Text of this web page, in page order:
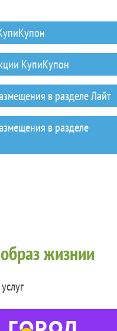
КупиКупон
в разделе Лайт
в разделе
жизнии